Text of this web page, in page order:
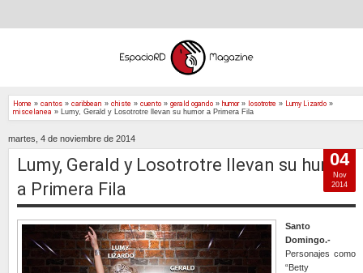
Home » cantos » caribbean » chiste » cuento » gerald ogando » humor» losotrotre » Lumy Lizardo »
miscelanea » Lumy, Gerald y Losotrotre llevan su humor a Primera Fila
martes, 4 de noviembre de 2014
Lumy, Gerald y Losotrotre llevan su humor
a Primera Fila
Santo
Domingo.-
Personajes como
“Betty
04
Nov
2014